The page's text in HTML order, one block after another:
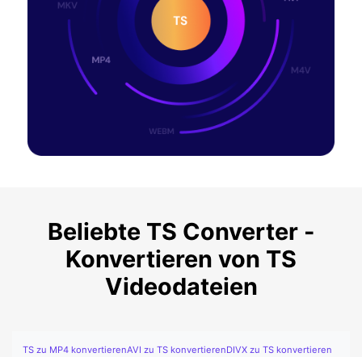
Beliebte TS Converter -
Konvertieren von TS
Videodateien
TS zu MP4 konvertierenAVI zu TS konvertierenDIVX zu TS konvertieren